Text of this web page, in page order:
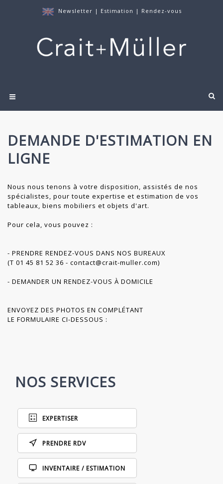
Newsletter | Estimation | Rendez-vous
DEMANDE D'ESTIMATION EN
LIGNE
Nous nous tenons à votre disposition, assistés de nos
spécialistes, pour toute expertise et estimation de vos
tableaux, biens mobiliers et objets d'art.
Pour cela, vous pouvez :
- PRENDRE RENDEZ-VOUS DANS NOS BUREAUX
(T 01 45 81 52 36 - contact@crait-muller.com)
- DEMANDER UN RENDEZ-VOUS À DOMICILE
ENVOYEZ DES PHOTOS EN COMPLÉTANT
LE FORMULAIRE CI-DESSOUS :
NOS SERVICES
EXPERTISER
PRENDRE RDV
INVENTAIRE / ESTIMATION